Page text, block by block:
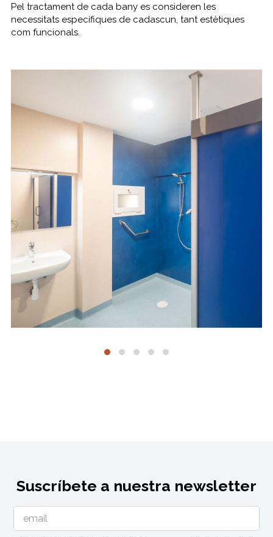
Pel tractament de cada bany es consideren les
necessitats específiques de cadascun, tant estètiques
com funcionals.
Suscríbete a nuestra newsletter